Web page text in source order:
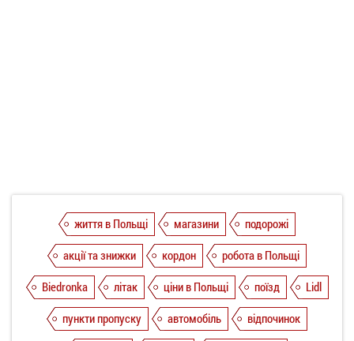
життя в Польщі магазини
подорожі
акції та знижки
кордон
робота в Польщі
Biedronka
літак ціни в Польщі поїзд
Lidl
пункти пропуску
автомобіль
відпочинок